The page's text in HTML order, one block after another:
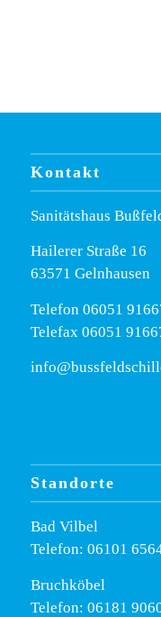
Kontakt
Sanitätshaus
Hailerer Straße 16
63571 Gelnhausen
Telefon 06051
Telefax 06051
Standorte
Bad Vilbel
Telefon: 06101
Bruchköbel
Telefon: 06181